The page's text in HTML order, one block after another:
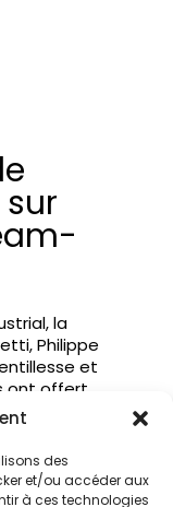
des
et/ou accéder aux
à ces technologies
sur
la
Philippe
et
ont offert.